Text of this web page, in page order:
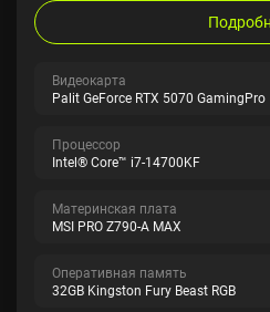
Видеокарта
Palit GeForce RTX 5070 GamingPro
Процессор
Intel® Core™ i7-14700KF
Материнская плата
MSI PRO Z790-A MAX
Оперативная память
32GB Kingston Fury Beast RGB